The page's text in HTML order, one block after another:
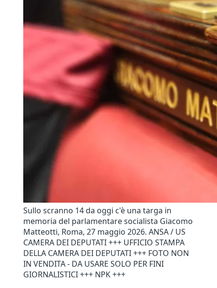
Sullo scranno 14 da oggi c'è una targa in
memoria del parlamentare socialista Giacomo
Matteotti, Roma, 27 maggio 2026. ANSA / US
CAMERA DEI DEPUTATI +++ UFFICIO STAMPA
DELLA CAMERA DEI DEPUTATI +++ FOTO NON
IN VENDITA - DA USARE SOLO PER FINI
GIORNALISTICI +++ NPK +++